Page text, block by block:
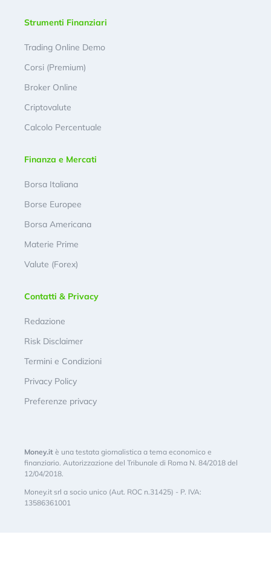
Strumenti Finanziari
Trading Online Demo
Corsi (Premium)
Broker Online
Criptovalute
Calcolo Percentuale
Finanza e Mercati
Borsa Italiana
Borse Europee
Borsa Americana
Materie Prime
Valute (Forex)
Contatti & Privacy
Redazione
Risk Disclaimer
Termini e Condizioni
Privacy Policy
Preferenze privacy
Money.it è una testata giornalistica a tema economico e
finanziario. Autorizzazione del Tribunale di Roma N. 84/2018 del
12/04/2018.
Money.it srl a socio unico (Aut. ROC n.31425) - P. IVA:
13586361001